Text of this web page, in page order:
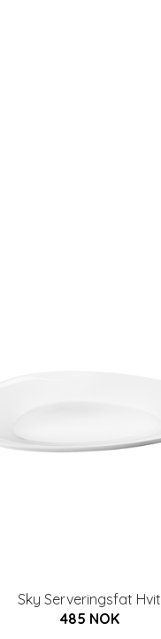
Sky Serveringsfat Hvit
485 NOK